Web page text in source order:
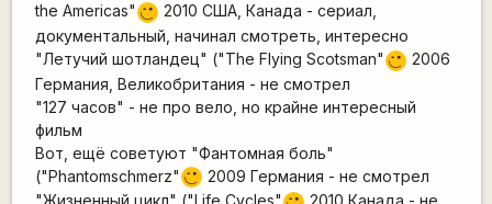
the Americas" ;)
2010 США, Канада - сериал,
документальный, начинал смотреть, интересно
"Летучий шотландец" ("The Flying Scotsman" ;)
2006
Германия, Великобритания - не смотрел
"127 часов" - не про вело, но крайне интересный
фильм
Вот, ещё советуют "Фантомная боль"
("Phantomschmerz" ;)
2009 Германия - не смотрел